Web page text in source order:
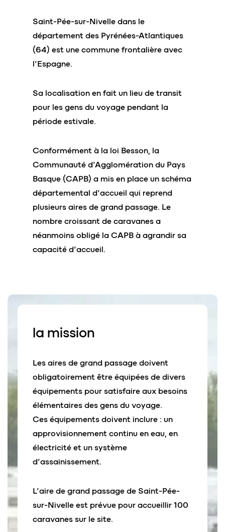
Saint-Pée-sur-Nivelle dans le
département des Pyrénées-Atlantiques
(64) est une commune frontalière avec
l’Espagne.
Sa localisation en fait un lieu de transit
pour les gens du voyage pendant la
période estivale.
Conformément à la loi Besson, la
Communauté d’Agglomération du Pays
Basque (CAPB) a mis en place un schéma
départemental d’accueil qui reprend
plusieurs aires de grand passage. Le
nombre croissant de caravanes a
néanmoins obligé la CAPB à agrandir sa
capacité d’accueil.
la mission
Les aires de grand passage doivent
obligatoirement être équipées de divers
équipements pour satisfaire aux besoins
élémentaires des gens du voyage.
Ces équipements doivent inclure : un
approvisionnement continu en eau, en
électricité et un système
d’assainissement.
L’aire de grand passage de Saint-Pée-
sur-Nivelle est prévue pour accueillir 100
caravanes sur le site.